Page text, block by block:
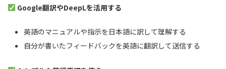
Google翻訳やDeepLを活用する
英語のマニュアルや指示を日本語に訳して理解する
自分が書いたフィードバックを英語に翻訳して送信する